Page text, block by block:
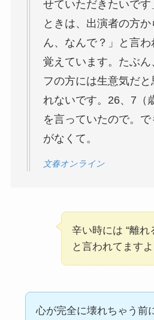
せていただきたいです
ときは、出演者の方
ん、なんで？」と言
覚えています。たぶん
フの方には生意気だ
れないです。26、7（
を言っていたので。
がなくて。
文春オンライン
辛い時には “離れ
と言われてますよ
心が完全に壊れちゃう前